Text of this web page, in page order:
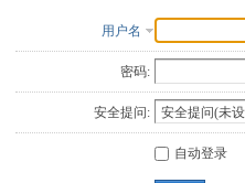
用户名
密码:
安全提问:
自动登录